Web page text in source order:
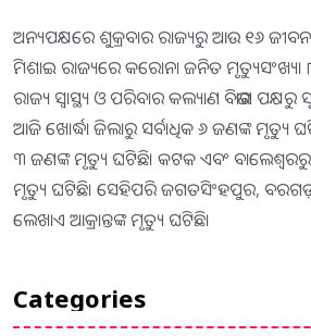
ଅନ୍ୟପକ୍ଷରେ ଶୁକ୍ରବାର ରାଜ୍ୟରୁ ଆଉ ୧୬
ମିଶାଇ ରାଜ୍ୟରେ କରୋନା ଜନିତ ମୃତ୍ୟୁସଂଖ୍ୟା
ରାଜ୍ୟ ସ୍ବାସ୍ଥ୍ୟ ଓ ପରିବାର କଲ୍ୟାଣ ବିଭାଗ
ଆଜି ଖୋର୍ଦ୍ଧା ଜିଲାରୁ ସର୍ବାଧିକ ୬ ଜଣଙ୍କ
୩ ଜଣଙ୍କ ମୃତ୍ୟୁ ଘଟିଛି। କଟକ ଏବଂ ବାଲେଶ୍ୱରରୁ
ମୃତ୍ୟୁ ଘଟିଛି। ସେହିପରି ଜଗତସିଂହପୁର, ବରଗଡ଼
ଲେଖାଏ ଆକ୍ରାନ୍ତଙ୍କ ମୃତ୍ୟୁ ଘଟିଛି।
Categories